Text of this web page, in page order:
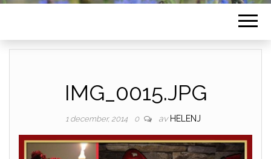
IMG_0015.JPG
1 december, 2014 0 av HELENJ